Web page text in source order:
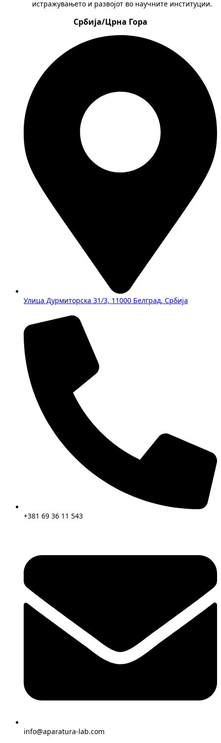
истражувањето и развојот во научните институции.
Србија/Црна Гора
Улица Дурмиторска 31/3, 11000 Белград, Србија
+381 69 36 11 543
info@aparatura-lab.com